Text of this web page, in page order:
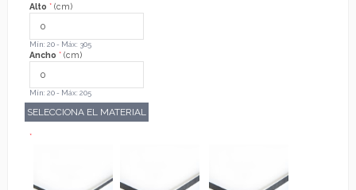
Alto * (cm)
Mín: 20 - Máx: 305
Ancho * (cm)
Mín: 20 - Máx: 205
SELECCIONA EL MATERIAL
*